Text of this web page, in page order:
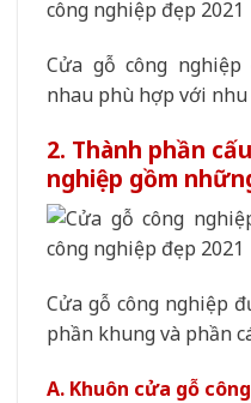
Cửa gỗ công
nhau phù hợp với
2. Thành phần
nghiệp gồm
Cửa gỗ công nghiệp
phần khung và phần
A. Khuôn cửa gỗ